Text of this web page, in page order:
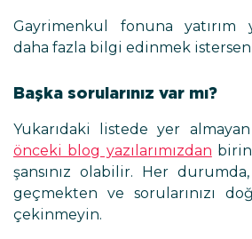
Gayrimenkul fonuna yatırım
daha fazla bilgi edinmek
Başka sorularınız var mı?
Yukarıdaki listede yer almayan
önceki blog yazılarımızdan
şansınız olabilir. Her
geçmekten ve sorularınızı
çekinmeyin.